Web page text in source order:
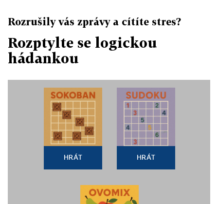
Rozrušily vás zprávy a cítíte stres?
Rozptylte se logickou
hádankou
HRÁT HRÁT